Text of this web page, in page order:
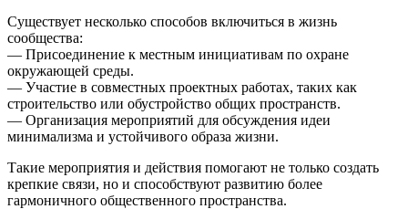
Существует несколько способов включиться в жизнь
сообщества:
— Присоединение к местным инициативам по охране
окружающей среды.
— Участие в совместных проектных работах, таких как
строительство или обустройство общих пространств.
— Организация мероприятий для обсуждения идеи
минимализма и устойчивого образа жизни.
Такие мероприятия и действия помогают не только создать
крепкие связи, но и способствуют развитию более
гармоничного общественного пространства.